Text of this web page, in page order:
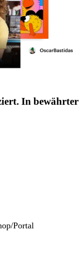
In bewährter
Portal